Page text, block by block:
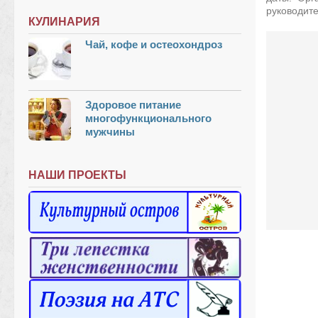
КУЛИНАРИЯ
Чай, кофе и остеохондроз
Здоровое питание
многофункционального
мужчины
НАШИ ПРОЕКТЫ